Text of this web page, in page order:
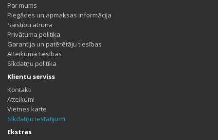
Par mums
Piegādes un apmaksas informācija
Saistību atruna
Privātuma politika
Garantija un patērētāju tiesības
Atteikuma tiesības
Sīkdatņu politika
Klientu serviss
Kontakti
Atteikumi
Vietnes karte
Sīkdatņu iestatījumi
Ekstras